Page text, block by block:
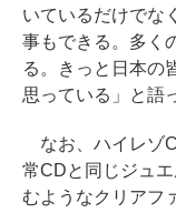
いているだけでな
事もできる。多く
る。きっと日本の
思っている」と語
なお、ハイレゾ
常CDと同じジュ
むようなクリアフ